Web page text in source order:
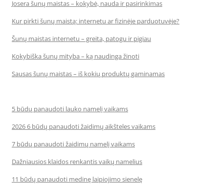
Josera šunų maistas – kokybė, nauda ir pasirinkimas
Kur pirkti šunų maistą: internetu ar fizinėje parduotuvėje?
Šunų maistas internetu – greita, patogu ir pigiau
Kokybiška šunų mityba – ką naudinga žinoti
Sausas šunų maistas – iš kokių produktų gaminamas
5 būdų panaudoti lauko namelį vaikams
2026 6 būdų panaudoti žaidimų aikšteles vaikams
7 būdų panaudoti žaidimų namelį vaikams
Dažniausios klaidos renkantis vaikų namelius
11 būdų panaudoti medinę laipiojimo sienelę